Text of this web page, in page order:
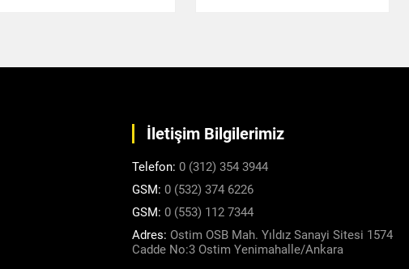
İletişim Bilgilerimiz
Telefon: 0 (312) 354 3944
GSM: 0 (532) 374 6226
GSM: 0 (553) 112 7344
Adres: Ostim OSB Mah. Yıldız Sanayi Sitesi 1574
Cadde No:3 Ostim Yenimahalle/Ankara